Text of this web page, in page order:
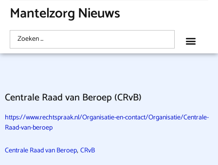
Mantelzorg Nieuws
Centrale Raad van Beroep (CRvB)
https://www.rechtspraak.nl/Organisatie-en-contact/Organisatie/Centrale-
Raad-van-beroep
Centrale Raad van Beroep, CRvB